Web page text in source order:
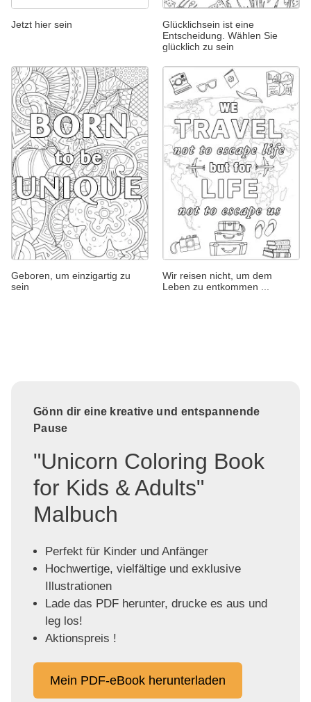
Jetzt hier sein
Glücklichsein ist eine
Entscheidung. Wählen Sie
glücklich zu sein
Geboren, um einzigartig zu
sein
Wir reisen nicht, um dem
Leben zu entkommen ...
Gönn dir eine kreative und entspannende
Pause
"Unicorn Coloring Book
for Kids & Adults"
Malbuch
Perfekt für Kinder und Anfänger
Hochwertige, vielfältige und exklusive
Illustrationen
Lade das PDF herunter, drucke es aus und
leg los!
Aktionspreis !
Mein PDF-eBook herunterladen